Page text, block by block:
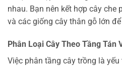
nhau. Bạn nên kết hợp cây che
và các giống cây thân gỗ lớn
Phân Loại Cây Theo Tầng Tán
Việc phân tầng cây trồng là